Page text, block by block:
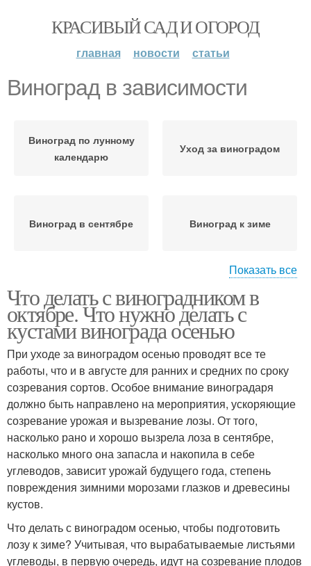
КРАСИВЫЙ САД И ОГОРОД
главная новости статьи
Виноград в зависимости
Виноград по лунному
календарю
Уход за виноградом
Виноград в сентябре Виноград к зиме
Виноград в октябре
Показать все
Что делать с виноградником в
октябре. Что нужно делать с
кустами винограда осенью
При уходе за виноградом осенью проводят все те
работы, что и в августе для ранних и средних по сроку
созревания сортов. Особое внимание виноградаря
должно быть направлено на мероприятия, ускоряющие
созревание урожая и вызревание лозы. От того,
насколько рано и хорошо вызрела лоза в сентябре,
насколько много она запасла и накопила в себе
углеводов, зависит урожай будущего года, степень
повреждения зимними морозами глазков и древесины
кустов.
Что делать с виноградом осенью, чтобы подготовить
лозу к зиме? Учитывая, что вырабатываемые листьями
углеводы, в первую очередь, идут на созревание плодов